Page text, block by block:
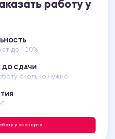
работу у
до 100%
ДО СДАЧИ
сколько нужно
у эксперта